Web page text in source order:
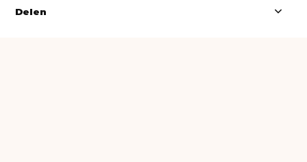
Delen